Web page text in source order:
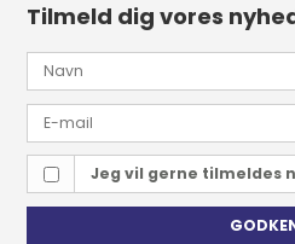
Tilmeld dig vores
Jeg vil gerne tilmeldes